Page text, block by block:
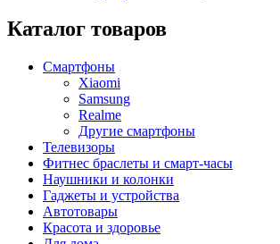
Каталог товаров
Смартфоны
Xiaomi
Samsung
Realme
Другие смартфоны
Телевизоры
Фитнес браслеты и смарт-часы
Наушники и колонки
Гаджеты и устройства
Автотовары
Красота и здоровье